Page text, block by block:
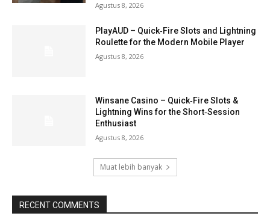
Agustus 8, 2026
PlayAUD – Quick‑Fire Slots and Lightning
Roulette for the Modern Mobile Player
Agustus 8, 2026
Winsane Casino – Quick‑Fire Slots &
Lightning Wins for the Short‑Session
Enthusiast
Agustus 8, 2026
Muat lebih banyak
RECENT COMMENTS